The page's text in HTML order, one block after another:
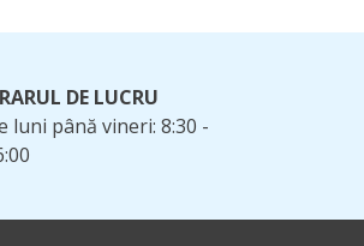
DE LUCRU
luni până vineri: 8:30 -